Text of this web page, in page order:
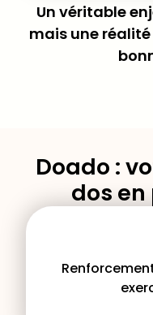
Un véritable
mais une
Doado :
dos